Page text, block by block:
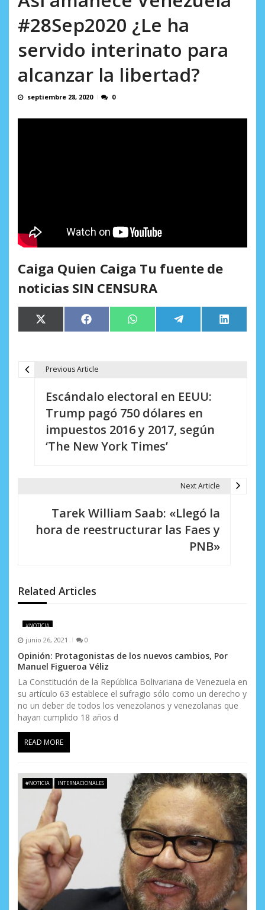
#28Sep2020 ¿Le ha
servido interinato para
alcanzar la libertad?
septiembre 28, 2020 0
Caiga Quien Caiga Tu fuente de
noticias SIN CENSURA
Compartir
en
X
(Twitter)
Compartir
en
Facebook Compartir
en
WhatsApp Compartir
en
Telegram
en
LinkedIn
d
e
n
t
r
a
d
s
Previous Article
Escándalo electoral en EEUU:
Trump pagó 750 dólares en
impuestos 2016 y 2017, según
‘The New York Times’
Next Article
Tarek William Saab: «Llegó la
hora de reestructurar las Faes y
PNB»
Related Articles
#NOTICIA
junio 26, 2021 0
Opinión: Protagonistas de los nuevos cambios, Por
Manuel Figueroa Véliz
La Constitución de la República Bolivariana de Venezuela en
su artículo 63 establece el sufragio sólo como un derecho y
no un deber de todos los venezolanos y venezolanas que
hayan cumplido 18 años d
READ MORE
#NOTICIA INTERNACIONALES